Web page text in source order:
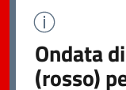
Ondata
(rosso)